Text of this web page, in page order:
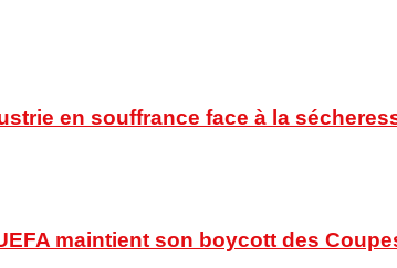
en souffrance face à la
maintient son boycott des